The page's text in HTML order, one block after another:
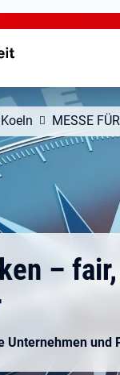
MESSE
–
Unternehmen und